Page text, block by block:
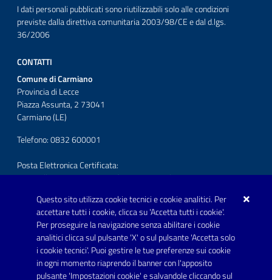
Questo sito utilizza cookie tecnici e cookie analitici. Per
accettare tutti i cookie, clicca su 'Accetta tutti i cookie'.
Per proseguire la navigazione senza abilitare i cookie
analitici clicca sul pulsante 'X' o sul pulsante 'Accetta solo
i cookie tecnici'. Puoi gestire le tue preferenze sui cookie
in ogni momento riaprendo il banner con l'apposito
pulsante 'Impostazioni cookie' e salvandole cliccando sul
I dati personali pubblicati sono riutilizzabili solo alle condizioni
previste dalla direttiva comunitaria 2003/98/CE e dal d.lgs.
36/2006
CONTATTI
Comune di Carmiano
Provincia di Lecce
Piazza Assunta, 2 73041
Carmiano (LE)
Telefono: 0832 600001
Posta Elettronica Certificata:
protocollo.comunecarmiano@pec.rupar.puglia.it
URP - Ufficio Relazioni con il Pubblico
SEGUICI SU
Youtube